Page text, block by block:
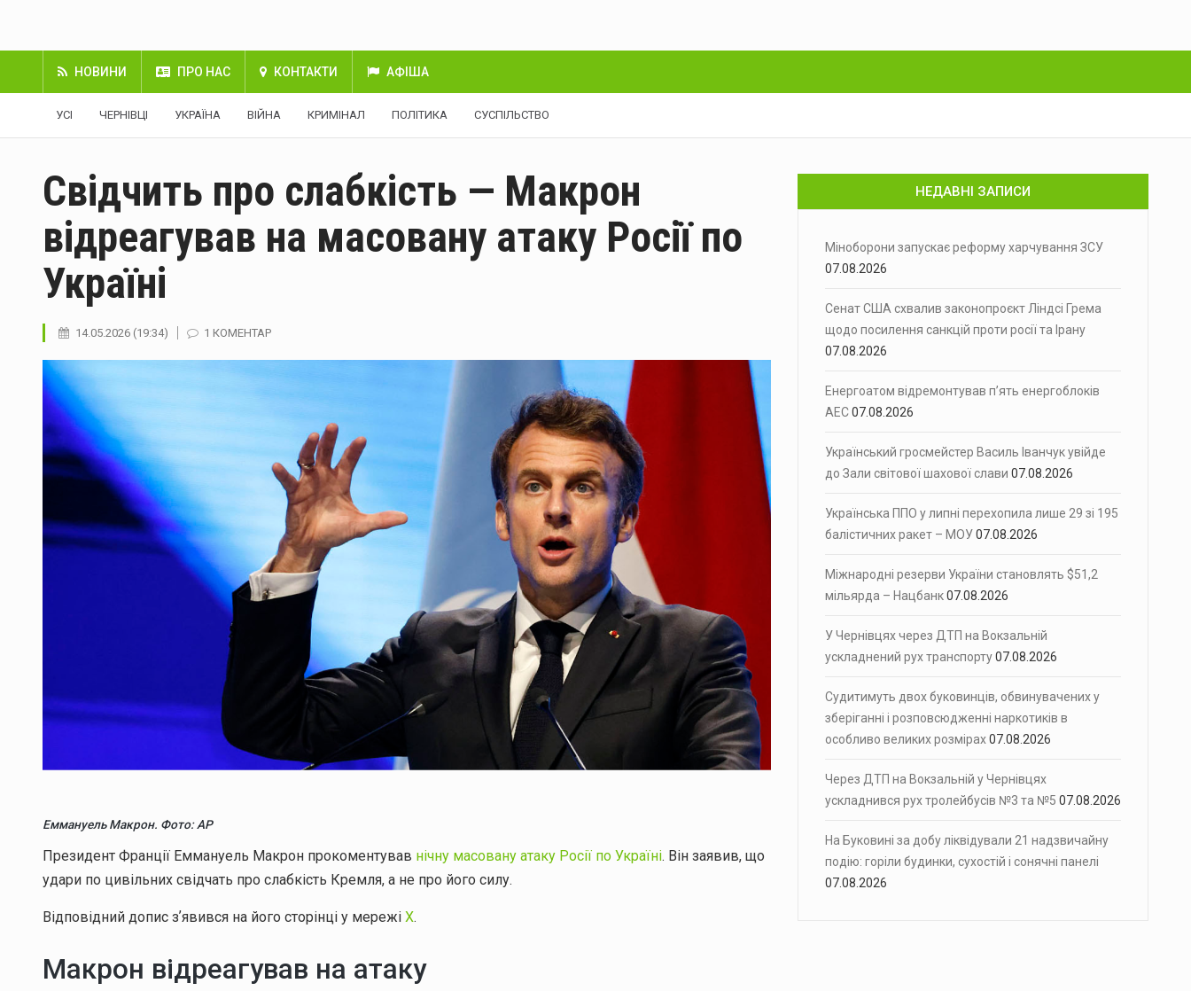
НОВИНИ ПРО НАС КОНТАКТИ АФІША
УСІ ЧЕРНІВЦІ УКРАЇНА ВІЙНА КРИМІНАЛ ПОЛІТИКА СУСПІЛЬСТВО
Свідчить про слабкість — Макрон
відреагував на масовану атаку Росії по
Україні
14.05.2026 (19:34) 1 КОМЕНТАР
Еммануель Макрон. Фото: АР
Президент Франції Еммануель Макрон прокоментував нічну масовану атаку Росії по Україні. Він заявив, що
удари по цивільних свідчать про слабкість Кремля, а не про його силу.
Відповідний допис зʼявився на його сторінці у мережі Х.
Макрон відреагував на атаку
НЕДАВНІ ЗАПИСИ
Міноборони запускає реформу харчування ЗСУ
07.08.2026
Сенат США схвалив законопроєкт Ліндсі Грема
щодо посилення санкцій проти росії та Ірану
07.08.2026
Енергоатом відремонтував п’ять енергоблоків
АЕС07.08.2026
Український гросмейстер Василь Іванчук увійде
до Зали світової шахової слави 07.08.2026
Українська ППО у липні перехопила лише 29 зі 195
балістичних ракет – МОУ07.08.2026
Міжнародні резерви України становлять $51,2
мільярда – Нацбанк07.08.2026
У Чернівцях через ДТП на Вокзальній
ускладнений рух транспорту07.08.2026
Судитимуть двох буковинців, обвинувачених у
зберіганні і розповсюдженні наркотиків в
особливо великих розмірах07.08.2026
Через ДТП на Вокзальній у Чернівцях
ускладнився рух тролейбусів №3 та №5 07.08.2026
На Буковині за добу ліквідували 21 надзвичайну
подію: горіли будинки, сухостій і сонячні панелі
07.08.2026